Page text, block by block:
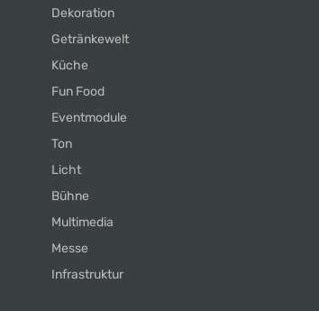
Dekoration
Getränkewelt
Küche
Fun Food
Eventmodule
Ton
Licht
Bühne
Multimedia
Messe
Infrastruktur